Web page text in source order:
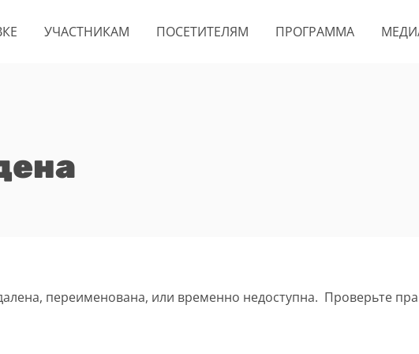
УЧАСТНИКАМ ПОСЕТИТЕЛЯМ ПРОГРАММА
переименована, или временно недоступна. Проверьте